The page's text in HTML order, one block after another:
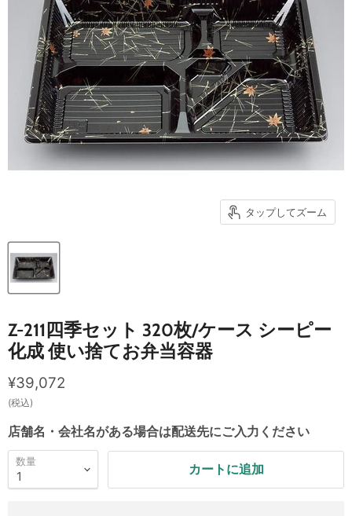
タップしてズーム
Z-211四季セット 320枚/ケース シーピー
化成 使い捨てお弁当容器
現在の価格
¥39,072
(税込)
店舗名・会社名がある場合は配送先にご入力ください
数量
カートに追加